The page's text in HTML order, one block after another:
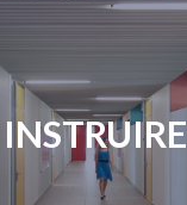
INSTRUIRE